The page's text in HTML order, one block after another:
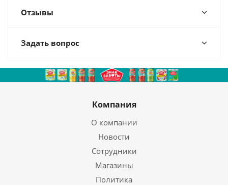
Отзывы
Задать вопрос
Компания
О компании
Новости
Сотрудники
Магазины
Политика